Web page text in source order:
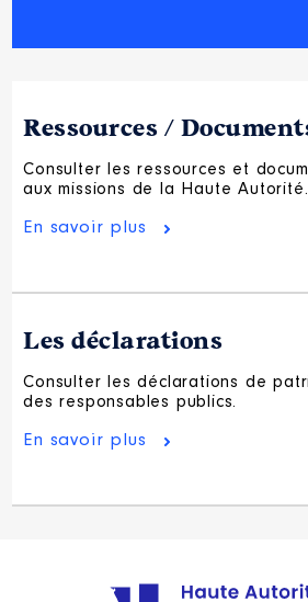
Ressources /
Consulter les ressources et
aux missions de la Haute Autorité.
En savoir plus
Les déclarations
Consulter les déclarations de
des responsables publics.
En savoir plus